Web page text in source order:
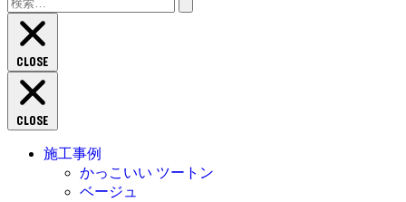
索:
CLOSE
CLOSE
施工事例
かっこいい ツートン
ベージュ